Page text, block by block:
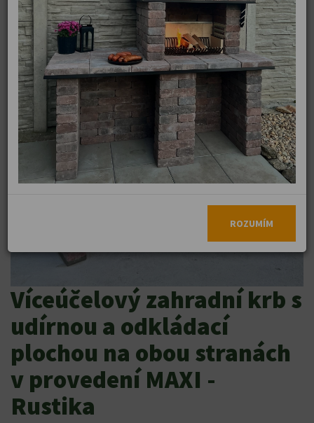
ROZUMÍM
Víceúčelový zahradní krb s
udírnou a odkládací
plochou na obou stranách
v provedení MAXI -
Rustika